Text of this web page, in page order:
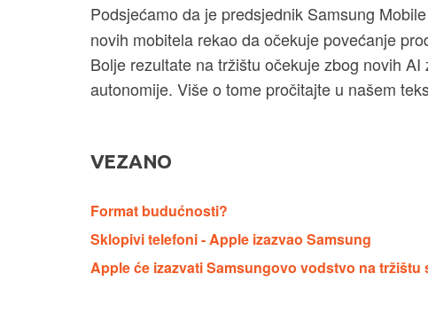
Podsjećamo da je predsjednik Samsung
novih mobitela rekao da očekuje povećanje
Bolje rezultate na tržištu očekuje zbog novih
autonomije. Više o tome pročitajte u našem
VEZANO
Format budućnosti?
Sklopivi telefoni - Apple izazvao Samsung
Apple će izazvati Samsungovo vodstvo na tržištu